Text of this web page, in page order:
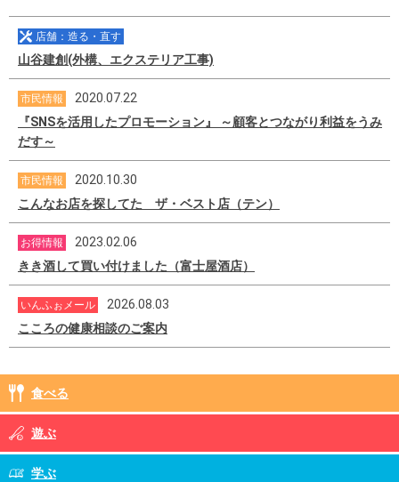
店舗：造る・直す
山谷建創(外構、エクステリア工事)
市民情報
2020.07.22
『SNSを活用したプロモーション』 ～顧客とつながり利益をうみ
だす～
市民情報
2020.10.30
こんなお店を探してた ザ・ベスト店（テン）
お得情報
2023.02.06
きき酒して買い付けました（富士屋酒店）
いんふぉメール
2026.08.03
こころの健康相談のご案内
食べる
遊ぶ
学ぶ